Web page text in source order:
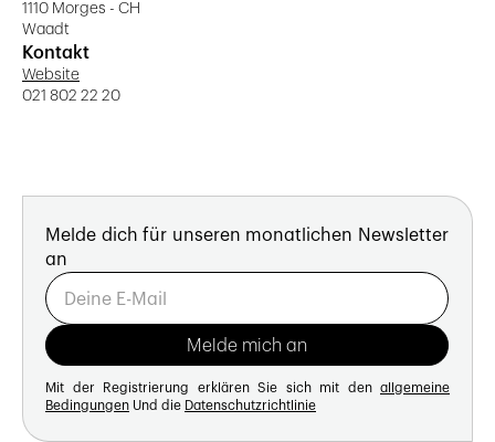
1110 Morges - CH
Waadt
Kontakt
Website
021 802 22 20
Melde dich für unseren monatlichen Newsletter
an
Mit der Registrierung erklären Sie sich mit den allgemeine
Bedingungen Und die Datenschutzrichtlinie